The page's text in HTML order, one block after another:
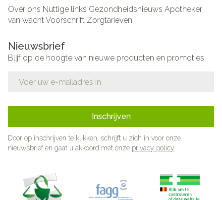
Over ons Nuttige links Gezondheidsnieuws Apotheker
van wachtVoorschrift Zorgtarieven
Nieuwsbrief
Blijf op de hoogte van nieuwe producten en promoties
Inschrijven
Door op inschrijven te klikken, schrijft u zich in voor onze
nieuwsbrief en gaat u akkoord met onze privacy policy